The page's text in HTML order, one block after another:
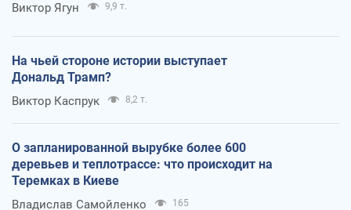
Виктор Ягун 9,9 т.
На чьей стороне истории выступает
Дональд Трамп?
Виктор Каспрук 8,2 т.
О запланированной вырубке более 600
деревьев и теплотрассе: что происходит на
Теремках в Киеве
Владислав Самойленко 165